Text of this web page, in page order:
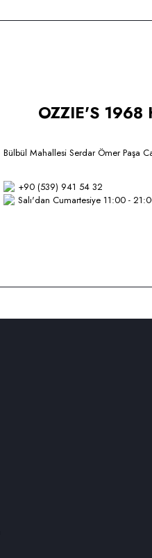
OZZIE'S 1968
Bülbül Mahallesi Serdar Ömer Paşa
+90 (539) 941 54 32
Salı'dan Cumartesiye 11:00 -